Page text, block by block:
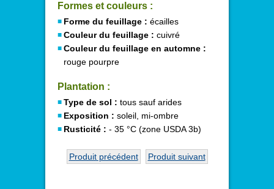
Formes et couleurs :
Forme du feuillage : écailles
Couleur du feuillage : cuivré
Couleur du feuillage en automne :
rouge pourpre
Plantation :
Type de sol : tous sauf arides
Exposition : soleil, mi-ombre
Rusticité : - 35 °C (zone USDA 3b)
Produit précédent Produit suivant